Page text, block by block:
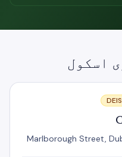
DEIS
Marlborough Street,